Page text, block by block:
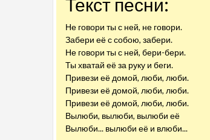
Не говори ты с ней, не говори.
Забери её с собою, забери.
Не говори ты с ней, бери-бери.
Ты хватай её за руку и беги.
Привези её домой, люби, люби.
Привези её домой, люби, люби.
Привези её домой, люби, люби.
Вылюби, вылюби, вылюби её
Вылюби... вылюби её и влюби...